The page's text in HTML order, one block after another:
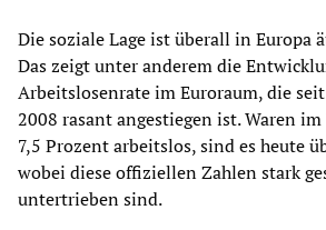
Die soziale Lage ist überall in Europa
Das zeigt unter anderem die
Arbeitslosenrate im Euroraum, die
2008 rasant angestiegen ist. Waren
7,5 Prozent arbeitslos, sind es heute
wobei diese offiziellen Zahlen stark
untertrieben sind.